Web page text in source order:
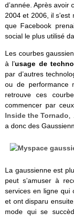
d’année. Après avoir
2004 et 2006, il
que Facebook
social le plus utilisé
Les courbes
à l’usage de
par d’autres
ou de performance
retrouve ces
commencer par
Inside the Tornado
a donc des
La gaussienne est
peut s’amuser à
services en ligne qui
et ont disparu
mode qui se